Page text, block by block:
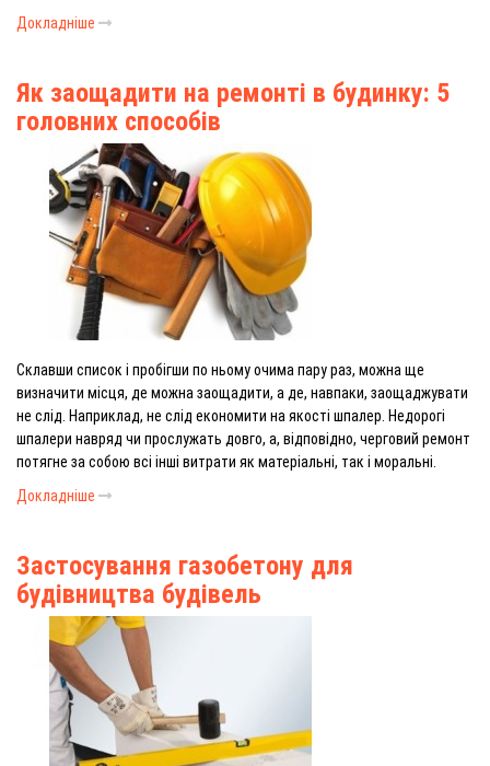
Докладніше
Як заощадити на ремонті в будинку: 5
головних способів
Склавши список і пробігши по ньому очима пару раз, можна ще
визначити місця, де можна заощадити, а де, навпаки, заощаджувати
не слід. Наприклад, не слід економити на якості шпалер. Недорогі
шпалери навряд чи прослужать довго, а, відповідно, черговий ремонт
потягне за собою всі інші витрати як матеріальні, так і моральні.
Докладніше
Застосування газобетону для
будівництва будівель